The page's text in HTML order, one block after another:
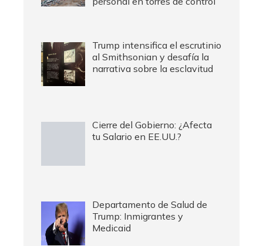
Trump intensifica el escrutinio
al Smithsonian y desafía la
narrativa sobre la esclavitud
Cierre del Gobierno: ¿Afecta
tu Salario en EE.UU.?
Departamento de Salud de
Trump: Inmigrantes y
Medicaid